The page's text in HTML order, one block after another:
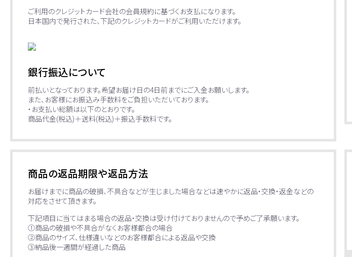
ご利用のクレジットカード会社の会員規約に基づくお支払になります。
日本国内で発行された、下記のクレジットカードがご利用いただけます。
銀行振込について
前払いとなっております。希望お届け日の4日前までにご入金お願いします。
また、お客様にお振込み手数料をご負担いただいております。
・お支払い総額は以下のとおりです。
商品代金(税込)＋送料(税込)＋振込手数料です。
商品の返品期限や返品方法
お届けまでに商品の破損、不具合などが生じました場合などは速やかに返品・交換・返金などの
対応をさせて頂きます。
下記項目に当てはまる場合の返品・交換は受け付けておりませんので予めご了承願います。
①商品の破損や不具合がなくお客様都合の場合
②商品のサイズ、仕様違いなどのお客様都合による返品や交換
③納品後一週間が経過した商品